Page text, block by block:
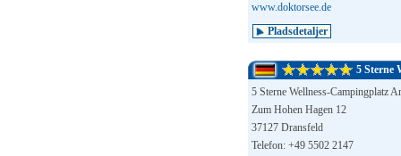
www.doktorsee.de
Pladsdetaljer
5 Sterne
5 Sterne Wellness-Campingplatz
Zum Hohen Hagen 12
37127 Dransfeld
Telefon: +49 5502 2147